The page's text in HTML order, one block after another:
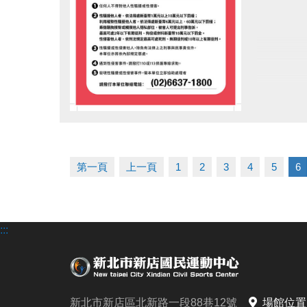
第一頁 上一頁 1 2 3 4 5 6
:::
新北市新店區北新路一段88巷12號 場館位置